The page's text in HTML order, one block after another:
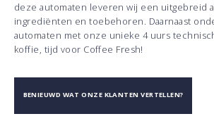
deze automaten leveren wij een uitgebreid
ingrediënten en toebehoren. Daarnaast
automaten met onze unieke 4 uurs
koffie, tijd voor Coffee Fresh!
BENIEUWD WAT ONZE KLANTEN VERTELLEN?